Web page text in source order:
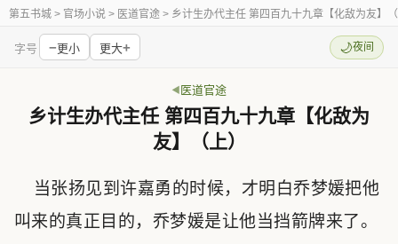
第五书城 > 官场小说 > 医道官途 > 乡计生办代主任 第四百九十九章【化敌为友】
字号 −更小 更大+ 🌙夜间
医道官途
乡计生办代主任 第四百九十九章【化敌为
友】（上）
当张扬见到许嘉勇的时候，才明白乔梦媛把他
叫来的真正目的，乔梦媛是让他当挡箭牌来了。